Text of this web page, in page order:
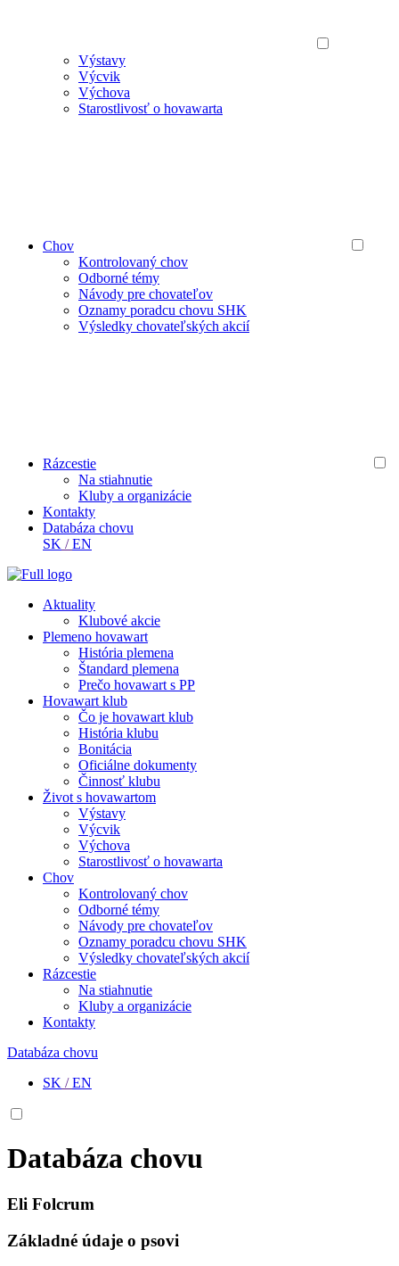
Výstavy
Výcvik
Výchova
Starostlivosť o hovawarta
Chov
Kontrolovaný chov
Odborné témy
Návody pre chovateľov
Oznamy poradcu chovu SHK
Výsledky chovateľských akcií
Rázcestie
Na stiahnutie
Kluby a organizácie
Kontakty
Databáza chovu
SK /EN
Aktuality
Klubové akcie
Plemeno hovawart
História plemena
Štandard plemena
Prečo hovawart s PP
Hovawart klub
Čo je hovawart klub
História klubu
Bonitácia
Oficiálne dokumenty
Činnosť klubu
Život s hovawartom
Výstavy
Výcvik
Výchova
Starostlivosť o hovawarta
Chov
Kontrolovaný chov
Odborné témy
Návody pre chovateľov
Oznamy poradcu chovu SHK
Výsledky chovateľských akcií
Rázcestie
Na stiahnutie
Kluby a organizácie
Kontakty
Databáza chovu
SK /EN
Databáza chovu
Eli Folcrum
Základné údaje o psovi